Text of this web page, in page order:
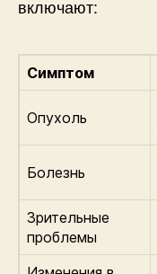
включают:
Симптом
Опухоль
Болезнь
Зрительные
проблемы